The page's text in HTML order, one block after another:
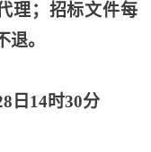
理；招标文件每
。
日14时30分